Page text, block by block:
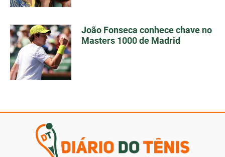
João Fonseca conhece chave no
Masters 1000 de Madrid